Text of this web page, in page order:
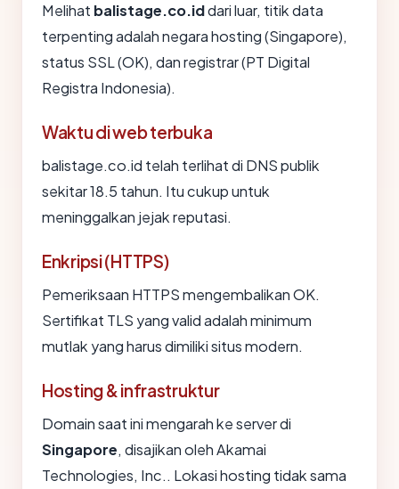
Melihat balistage.co.iddari luar, titik data
terpenting adalah negara hosting (Singapore),
status SSL (OK), dan registrar (PT Digital
Registra Indonesia).
Waktu di web terbuka
balistage.co.id telah terlihat di DNS publik
sekitar 18.5 tahun. Itu cukup untuk
meninggalkan jejak reputasi.
Enkripsi (HTTPS)
Pemeriksaan HTTPS mengembalikan OK.
Sertifikat TLS yang valid adalah minimum
mutlak yang harus dimiliki situs modern.
Hosting & infrastruktur
Domain saat ini mengarah ke server di
Singapore, disajikan oleh Akamai
Technologies, Inc.. Lokasi hosting tidak sama